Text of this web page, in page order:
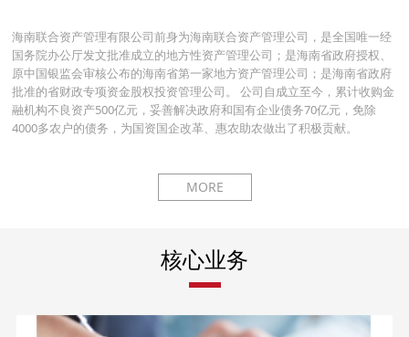
海南联合资产管理有限公司前身为海南联合资产管理公司，是全国唯一经
国务院办公厅发文批准成立的地方性资产管理公司；是海南省政府授权、
原中国银监会审核公布的海南省第一家地方资产管理公司；是海南省政府
批准的省财政专项资金股权投资管理公司。 公司自成立至今，累计收购金
融机构不良资产500亿元，妥善解决政府和国有企业债务70亿元，免除
4000多农户的债务，为国资国企改革、惠农助农做出了积极贡献。
MORE
核心业务